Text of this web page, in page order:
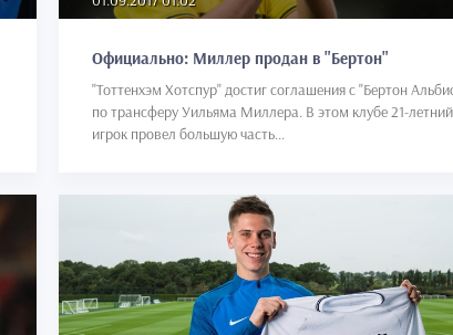
Официально: Миллер продан в "Бертон"
"Тоттенхэм Хотспур" достиг соглашения с "Бертон
по трансферу Уильяма Миллера. В этом клубе 21-летний
игрок провел большую часть...